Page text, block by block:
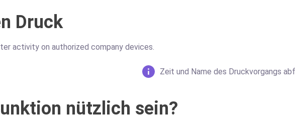
Druck
activity on authorized company devices.
Zeit und Name des Druckvorgangs
nützlich sein?